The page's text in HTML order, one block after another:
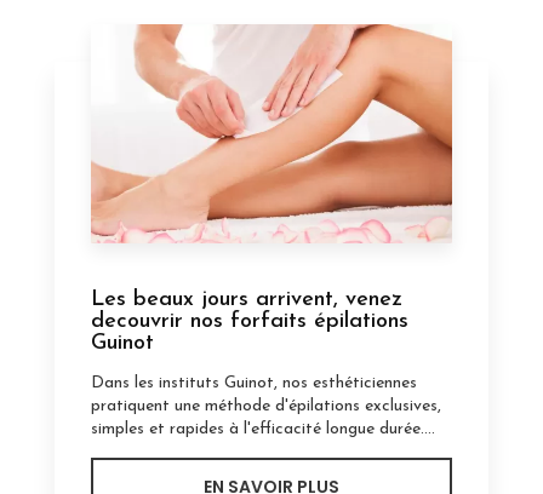
Les beaux jours arrivent, venez
decouvrir nos forfaits épilations
Guinot
Dans les instituts Guinot, nos esthéticiennes
pratiquent une méthode d'épilations exclusives,
simples et rapides à l'efficacité longue durée....
EN SAVOIR PLUS